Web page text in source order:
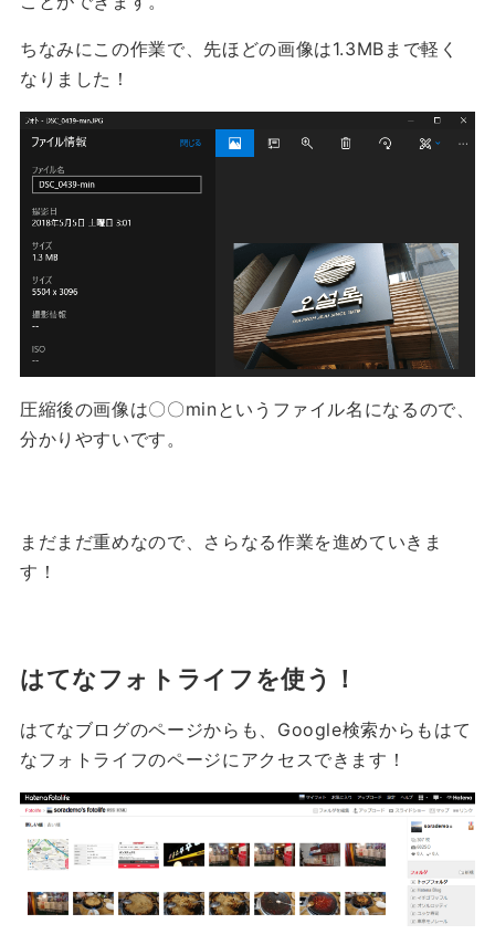
ちなみにこの作業で、先ほどの画像は1.3MBまで軽く
なりました！
圧縮後の画像は〇〇minというファイル名になるので、
分かりやすいです。
まだまだ重めなので、さらなる作業を進めていきま
す！
はてなフォトライフを使う！
はてなブログのページからも、Google検索からもはて
なフォトライフのページにアクセスできます！